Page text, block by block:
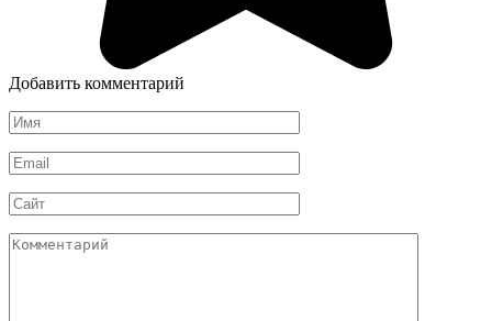
Добавить комментарий
Имя
*
Email
*
Сайт
Комментарий